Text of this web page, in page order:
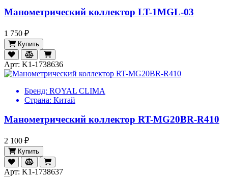
Манометрический коллектор LT-1MGL-03
1 750 ₽
Купить
Арт: K1-1738636
Бренд: ROYAL CLIMA
Страна: Китай
Манометрический коллектор RT-MG20BR-R410
2 100 ₽
Купить
Арт: K1-1738637